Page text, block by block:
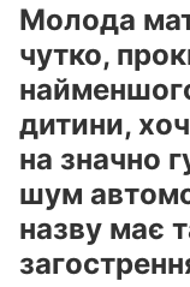
Молода
чутко,
дитини,
на значно
шум
назву має